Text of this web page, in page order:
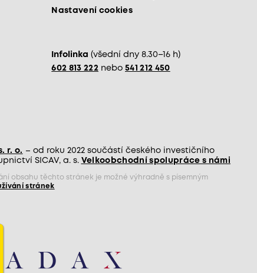
Nastavení cookies
Infolinka (všední dny 8.30–16 h)
602 813 222 nebo 541 212 450
r. o. – od roku 2022 součástí českého investičního
SICAV, a. s. Velkoobchodní spolupráce s námi
obsahu těchto stránek je možné výhradně s písemným
stránek